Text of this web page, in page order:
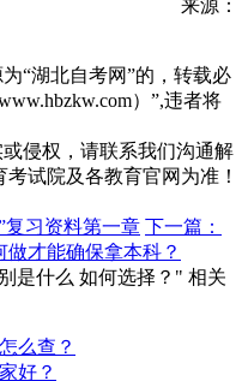
来源：
“湖北自考网”的，转载必
）”,违者将
侵权，请联系我们沟通解
试院及各教育官网为准！
复习资料第一章 下一篇：
才能确保拿本科？
是什么 如何选择？" 相关
么查？
好？